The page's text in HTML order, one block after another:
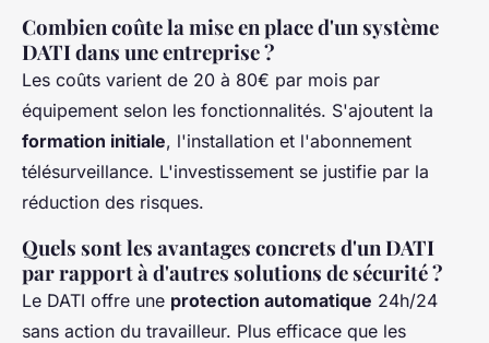
Combien coûte la mise en place d'un système
DATI dans une entreprise ?
Les coûts varient de 20 à 80€ par mois par
équipement selon les fonctionnalités. S'ajoutent la
formation initiale, l'installation et l'abonnement
télésurveillance. L'investissement se justifie par la
réduction des risques.
Quels sont les avantages concrets d'un DATI
par rapport à d'autres solutions de sécurité ?
Le DATI offre une protection automatique 24h/24
sans action du travailleur. Plus efficace que les